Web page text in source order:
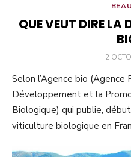
QUE VEUT DIRE
PUBLIÉ
2
Selon l’Agence bio (Agence
Développement et la
Biologique) qui publie,
viticulture biologique en